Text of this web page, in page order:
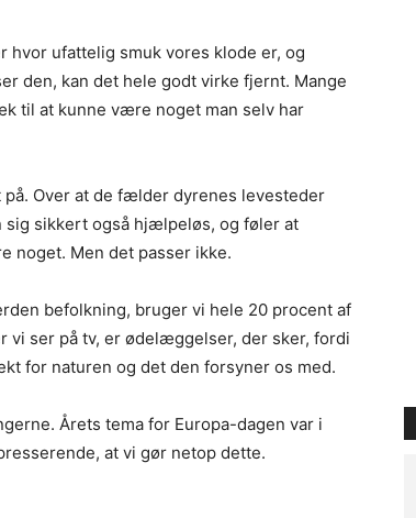
hvor ufattelig smuk vores klode er, og
den, kan det hele godt virke fjernt. Mange
til at kunne være noget man selv har
Over at de fælder dyrenes levesteder
sig sikkert også hjælpeløs, og føler at
noget. Men det passer ikke.
befolkning, bruger vi hele 20 procent af
vi ser på tv, er ødelæggelser, der sker, fordi
for naturen og det den forsyner os med.
Årets tema for Europa-dagen var i
at vi gør netop dette.